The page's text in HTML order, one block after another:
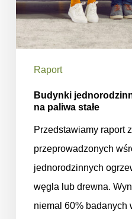
Raport
Budynki
na paliwa stałe
Przedstawiamy raport
przeprowadzonych
jednorodzinnych
węgla lub drewna.
niemal 60% badanych